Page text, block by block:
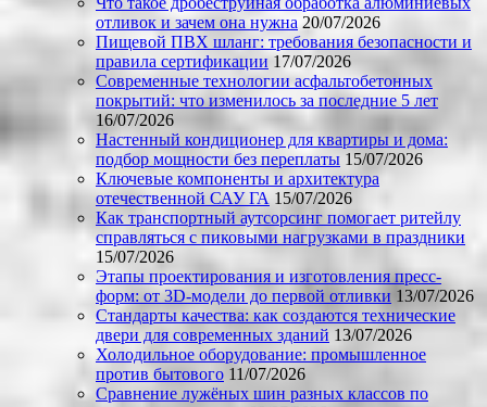
отливок и зачем она нужна 20/07/2026
Пищевой ПВХ шланг: требования безопасности и
правила сертификации 17/07/2026
Современные технологии асфальтобетонных
покрытий: что изменилось за последние 5 лет
16/07/2026
Настенный кондиционер для квартиры и дома:
подбор мощности без переплаты 15/07/2026
Ключевые компоненты и архитектура
отечественной САУ ГА 15/07/2026
Как транспортный аутсорсинг помогает ритейлу
справляться с пиковыми нагрузками в праздники
15/07/2026
Этапы проектирования и изготовления пресс-
форм: от 3D-модели до первой отливки 13/07/2026
Стандарты качества: как создаются технические
двери для современных зданий 13/07/2026
Холодильное оборудование: промышленное
против бытового 11/07/2026
Сравнение лужёных шин разных классов по